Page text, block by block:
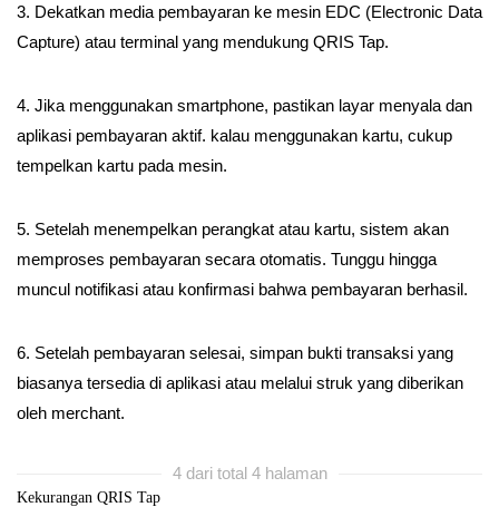
3. Dekatkan media pembayaran ke mesin EDC (Electronic Data
Capture) atau terminal yang mendukung QRIS Tap.
4. Jika menggunakan smartphone, pastikan layar menyala dan
aplikasi pembayaran aktif. kalau menggunakan kartu, cukup
tempelkan kartu pada mesin.
5. Setelah menempelkan perangkat atau kartu, sistem akan
memproses pembayaran secara otomatis. Tunggu hingga
muncul notifikasi atau konfirmasi bahwa pembayaran berhasil.
6. Setelah pembayaran selesai, simpan bukti transaksi yang
biasanya tersedia di aplikasi atau melalui struk yang diberikan
oleh merchant.
4 dari total 4 halaman
Kekurangan QRIS Tap